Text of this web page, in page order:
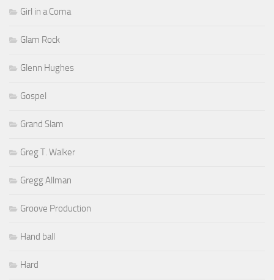
Girl in a Coma
Glam Rock
Glenn Hughes
Gospel
Grand Slam
Greg T. Walker
Gregg Allman
Groove Production
Hand ball
Hard